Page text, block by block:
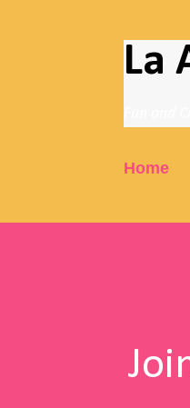
La
Home